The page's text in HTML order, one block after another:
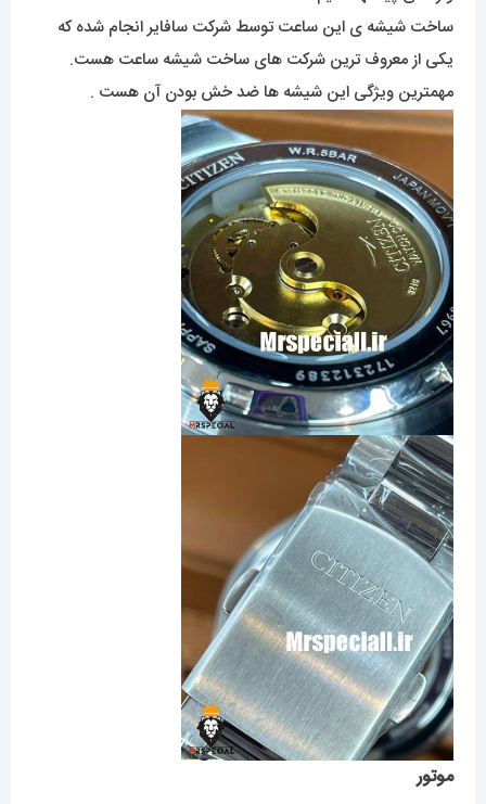
ساخت شیشه ی این ساعت توسط شرکت سافایر انجام شده که
یکی از معروف ترین شرکت های ساخت شیشه ساعت هست.
مهمترین ویژگی این شیشه ها ضد خش بودن آن هست .
موتور